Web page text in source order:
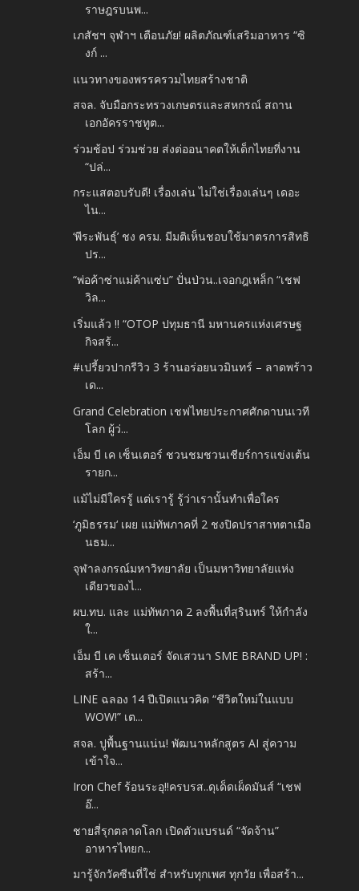
ราษฎรบนพ...
เภสัชฯ จุฬาฯ เตือนภัย! ผลิตภัณฑ์เสริมอาหาร “ซิ
งก์ ...
แนวทางของพรรครวมไทยสร้างชาติ
สจล. จับมือกระทรวงเกษตรและสหกรณ์ สถาน
เอกอัครราชทูต...
ร่วมช้อป ร่วมช่วย ส่งต่ออนาคตให้เด็กไทยที่งาน
“ปล่...
กระแสตอบรับดี! เรื่องเล่น ไม่ใช่เรื่องเล่นๆ เดอะ
ไน...
‘พีระพันธุ์’ ชง ครม. มีมติเห็นชอบใช้มาตรการสิทธิ
ปร...
“พ่อค้าซ่าแม่ค้าแซ่บ” ปั่นป่วน..เจอกฎเหล็ก “เชฟ
วิล...
เริ่มแล้ว !! “OTOP ปทุมธานี มหานครแห่งเศรษฐ
กิจสร้...
#เปรี้ยวปากรีวิว 3 ร้านอร่อยนวมินทร์ – ลาดพร้าว
เด...
Grand Celebration เชฟไทยประกาศศักดาบนเวที
โลก ผู้ว่...
เอ็ม บี เค เซ็นเตอร์ ชวนชมชวนเชียร์การแข่งเต้น
รายก...
แม้ไม่มีใครรู้ แต่เรารู้ รู้ว่าเรานั้นทำเพื่อใคร
‘ภูมิธรรม‘ เผย แม่ทัพภาคที่ 2 ชงปิดปราสาทตาเมือ
นธม...
จุฬาลงกรณ์มหาวิทยาลัย เป็นมหาวิทยาลัยแห่ง
เดียวของไ...
ผบ.ทบ. และ แม่ทัพภาค 2 ลงพื้นที่สุรินทร์ ให้กำลัง
ใ...
เอ็ม บี เค เซ็นเตอร์ จัดเสวนา SME BRAND UP! :
สร้า...
LINE ฉลอง 14 ปีเปิดแนวคิด “ชีวิตใหม่ในแบบ
WOW!” เต...
สจล. ปูพื้นฐานแน่น! พัฒนาหลักสูตร AI สู่ความ
เข้าใจ...
Iron Chef ร้อนระอุ!!ครบรส..ดุเด็ดเผ็ดมันส์ “เชฟ
อ๊...
ชายสี่รุกตลาดโลก เปิดตัวแบรนด์ “จัดจ้าน”
อาหารไทยก...
มารู้จักวัคซีนที่ใช่ สำหรับทุกเพศ ทุกวัย เพื่อสร้า...